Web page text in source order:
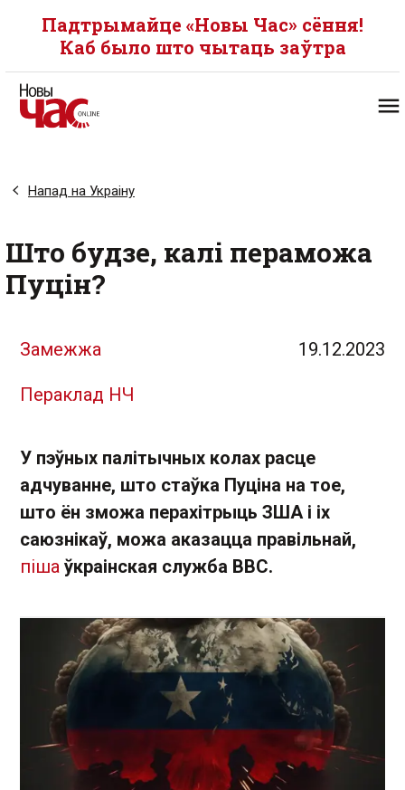
Падтрымайце «Новы Час» сёння!
Каб было што чытаць заўтра
Напад на Украіну
Што будзе, калі пераможа
Пуцін?
Замежжа 19.12.2023
Пераклад НЧ
У пэўных палітычных колах расце
адчуванне, што стаўка Пуціна на тое,
што ён зможа перахітрыць ЗША і іх
саюзнікаў, можа аказацца правільнай,
піша ўкраінская служба ВВС.